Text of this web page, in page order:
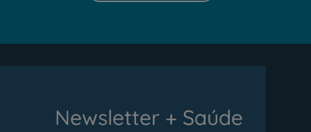
Newsletter + Saúde